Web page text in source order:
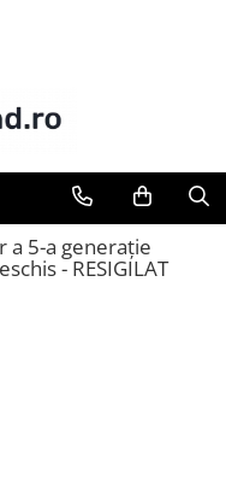
a 5-a generație
- RESIGILAT